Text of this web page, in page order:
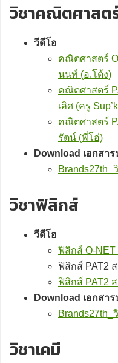
วิชาคณิตศาสต
วีดีโอ
คณิตศาสตร์
นนท์ (อ.โต้ง)
คณิตศาสตร์
เลิศ (ครู
คณิตศาสตร์
รัตน์ (พี่โอ๋)
Download เอกสา
วิชาฟิสิกส์
วีดีโอ
ฟิสิกส์ O-
ฟิสิกส์ PAT2
ฟิสิกส์ PAT2
Download เอกสา
วิชาเคมี